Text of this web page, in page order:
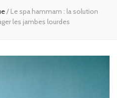
/ Le spa hammam : la solution
les jambes lourdes